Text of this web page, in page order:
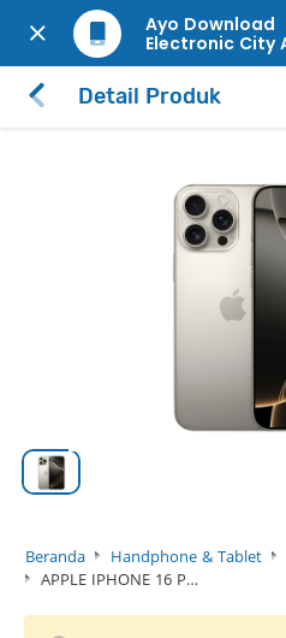
Ayo Download
Electronic City
Detail Produk
Beranda Handphone & Tablet
APPLE IPHONE 16 P…